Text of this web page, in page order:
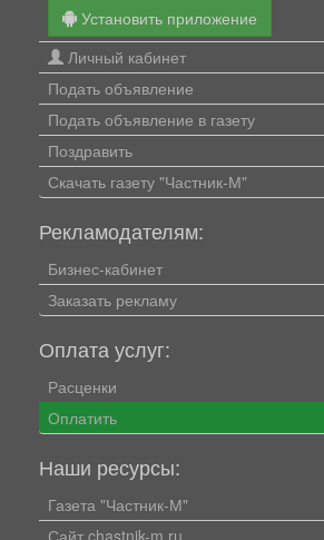
Установить приложение
Личный кабинет
Подать объявление
Подать объявление в газету
Поздравить
Скачать газету "Частник-М"
Рекламодателям:
Бизнес-кабинет
Заказать рекламу
Оплата услуг:
Расценки
Оплатить
Наши ресурсы:
Газета "Частник-М"
Сайт chastnik-m.ru